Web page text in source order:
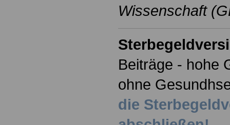
Wissenschaft
Beiträge - hohe
ohne
die